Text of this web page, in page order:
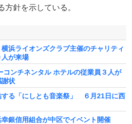
方針を示している。
横浜ライオンズクラブ主催のチャリティ
が来場
コンチネンタル ホテルの従業員３人が
状
する「にしとも音楽祭」 ６月21日に西
銀信用組合が中区でイベント開催